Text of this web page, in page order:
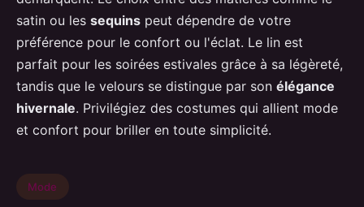
satin ou les sequins peut dépendre de votre
préférence pour le confort ou l'éclat. Le lin est
parfait pour les soirées estivales grâce à sa légèreté,
tandis que le velours se distingue par son élégance
hivernale. Privilégiez des costumes qui allient mode
et confort pour briller en toute simplicité.
Mode